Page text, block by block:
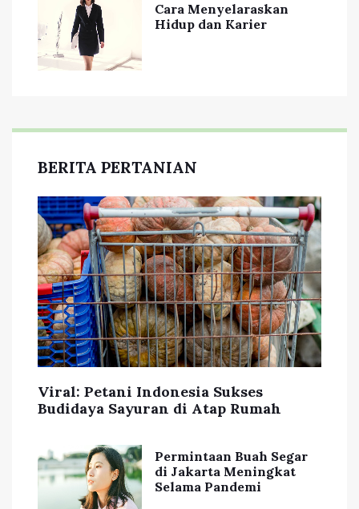
Cara Menyelaraskan
Hidup dan Karier
BERITA PERTANIAN
Viral: Petani Indonesia Sukses
Budidaya Sayuran di Atap Rumah
Permintaan Buah Segar
di Jakarta Meningkat
Selama Pandemi